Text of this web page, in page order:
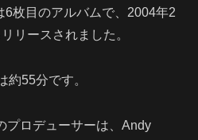
6枚目のアルバムで、2004年2
リースされました。
約55分です。
プロデューサーは、Andy